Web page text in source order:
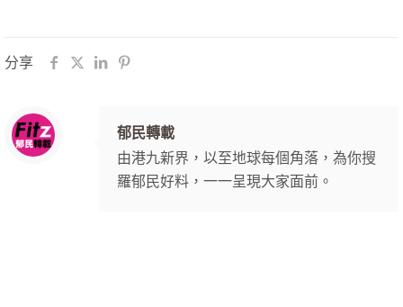
分享
郁民轉載
由港九新界，以至地球每個角落，為你搜
羅郁民好料，一一呈現大家面前。